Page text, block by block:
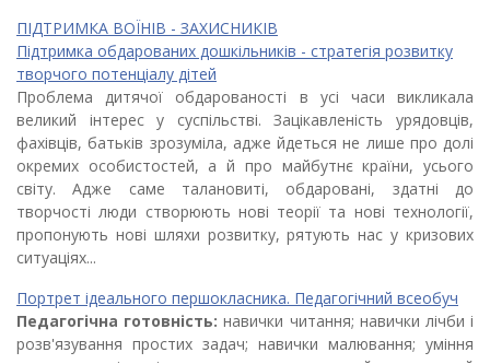
ПІДТРИМКА ВОЇНІВ - ЗАХИСНИКІВ
Підтримка обдарованих дошкільників - стратегія розвитку
творчого потенціалу дітей
Проблема дитячої обдарованості в усі часи викликала
великий інтерес у суспільстві. Зацікавленість урядовців,
фахівців, батьків зрозуміла, адже йдеться не лише про долі
окремих особистостей, а й про майбутнє країни, усього
світу. Адже саме талановиті, обдаровані, здатні до
творчості люди створюють нові теорії та нові технології,
пропонують нові шляхи розвитку, рятують нас у кризових
ситуаціях...
Портрет ідеального першокласника. Педагогічний всеобуч
Педагогічна готовність: навички читання; навички лічби і
розв'язування простих задач; навички малювання; уміння